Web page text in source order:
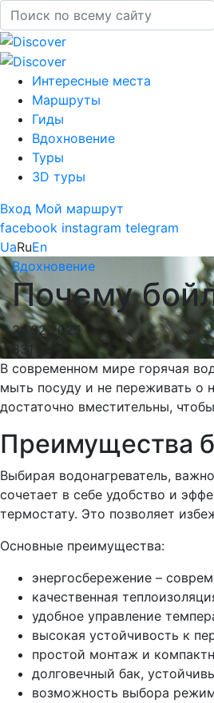
Интересные места
Маршруты
Гиды
Вдохновение
Туры
3D туры
Вход Мой маршрут
facebook instagram telegram
UaRuEn
Вдохновение
Почему
24.02.2025
831
В современном мире горячая
мыть посуду и не переживать о
достаточно вместительны,
Преимущества
Выбирая водонагреватель,
сочетает в себе удобство и
термостату. Это позволяет
Основные преимущества:
энергосбережение –
качественная
удобное управление
высокая устойчивость к
простой монтаж и
долговечный бак,
возможность выбора